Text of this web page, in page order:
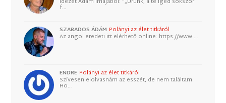
f…
SZABADOS ÁDÁM Polányi az élet titkáról
Az angol eredeti itt elérhető online: https://www.…
ENDRE Polányi az élet titkáról
Szívesen elolvasnám az esszét, de nem találtam.
Ho…